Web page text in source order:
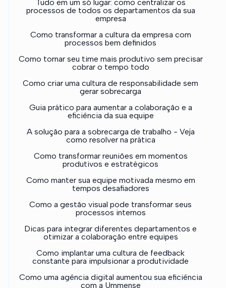
Tudo em um só lugar: como centralizar os
processos de todos os departamentos da sua
empresa
Como transformar a cultura da empresa com
processos bem definidos
Como tornar seu time mais produtivo sem precisar
cobrar o tempo todo
Como criar uma cultura de responsabilidade sem
gerar sobrecarga
Guia prático para aumentar a colaboração e a
eficiência da sua equipe
A solução para a sobrecarga de trabalho - Veja
como resolver na prática
Como transformar reuniões em momentos
produtivos e estratégicos
Como manter sua equipe motivada mesmo em
tempos desafiadores
Como a gestão visual pode transformar seus
processos internos
Dicas para integrar diferentes departamentos e
otimizar a colaboração entre equipes
Como implantar uma cultura de feedback
constante para impulsionar a produtividade
Como uma agência digital aumentou sua eficiência
com a Ummense